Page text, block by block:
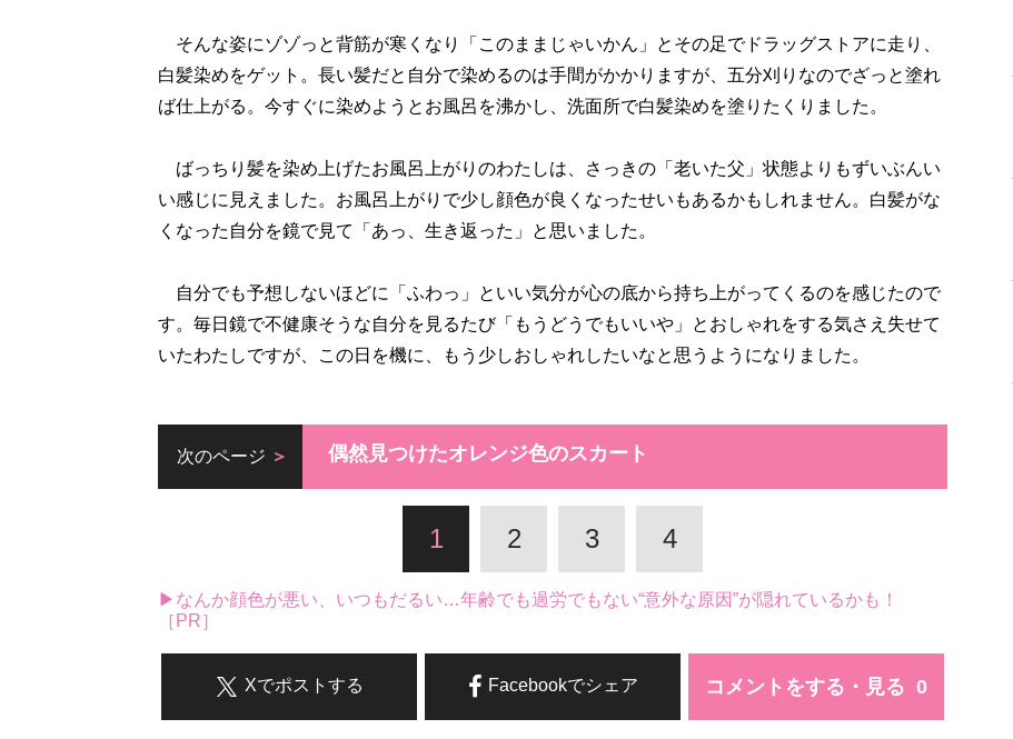
そんな姿にゾゾっと背筋が寒くなり「このままじゃいかん」とその足でドラッグストアに走り、
白髪染めをゲット。長い髪だと自分で染めるのは手間がかかりますが、五分刈りなのでざっと塗れ
ば仕上がる。今すぐに染めようとお風呂を沸かし、洗面所で白髪染めを塗りたくりました。
ばっちり髪を染め上げたお風呂上がりのわたしは、さっきの「老いた父」状態よりもずいぶんい
い感じに見えました。お風呂上がりで少し顔色が良くなったせいもあるかもしれません。白髪がな
くなった自分を鏡で見て「あっ、生き返った」と思いました。
自分でも予想しないほどに「ふわっ」といい気分が心の底から持ち上がってくるのを感じたので
す。毎日鏡で不健康そうな自分を見るたび「もうどうでもいいや」とおしゃれをする気さえ失せて
いたわたしですが、この日を機に、もう少しおしゃれしたいなと思うようになりました。
次のページ 偶然見つけたオレンジ色のスカート
1 2 3 4
▶なんか顔色が悪い、いつもだるい…年齢でも過労でもない“意外な原因”が隠れているかも！
［PR］
コメントをする・見る
Facebookでシェア
Xでポストする